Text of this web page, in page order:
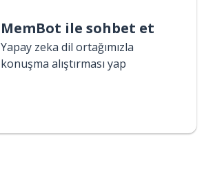
MemBot ile sohbet et
Yapay zeka dil ortağımızla
konuşma alıştırması yap